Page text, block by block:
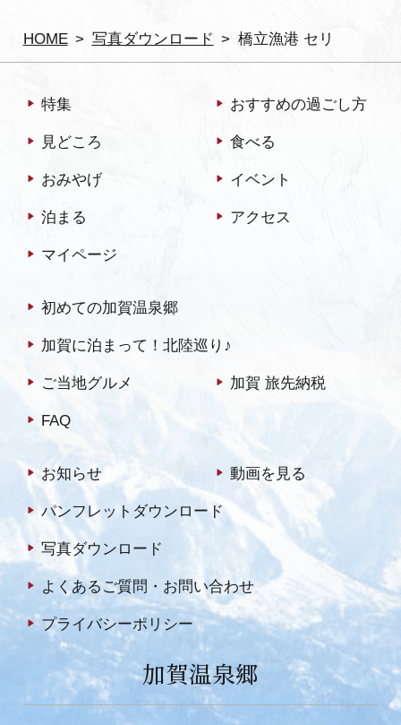
HOME 写真ダウンロード 橋立漁港 セリ
特集 おすすめの過ごし方
見どころ 食べる
おみやげ イベント
泊まる アクセス
マイページ
初めての加賀温泉郷
加賀に泊まって！北陸巡り♪
ご当地グルメ 加賀 旅先納税
FAQ
お知らせ 動画を見る
パンフレットダウンロード
写真ダウンロード
よくあるご質問・お問い合わせ
プライバシーポリシー
加賀温泉郷